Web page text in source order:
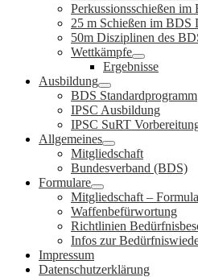
Perkussionsschießen
25 m Schießen im BDS
50m Disziplinen des
Wettkämpfe
Ergebnisse
Ausbildung
BDS Standardprogramm
IPSC Ausbildung
IPSC SuRT
Allgemeines
Mitgliedschaft
Bundesverband (BDS)
Formulare
Mitgliedschaft –
Waffenbefürwortung
Richtlinien
Infos zur
Impressum
Datenschutzerklärung